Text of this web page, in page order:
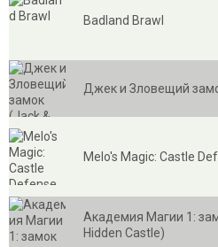
Badland Brawl
Джек и Зловещий
Melo's Magic: Castle
Академия Магии 1:
Hidden Castle)